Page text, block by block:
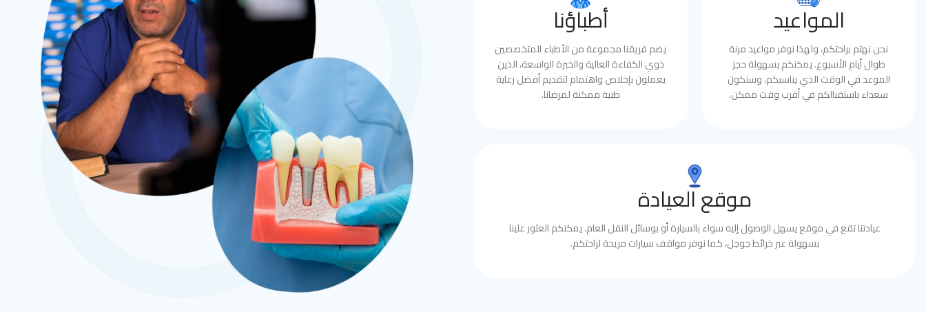
أطباؤنا
يضم فريقنا مجموعة من الأطباء المتخصصين
ذوي الكفاءة العالية والخبرة الواسعة، الذين
يعملون بإخلاص واهتمام لتقديم أفضل رعاية
طبية ممكنة لمرضانا.
المواعيد
نحن نهتم براحتكم، ولهذا نوفر مواعيد مرنة
طوال أيام الأسبوع. يمكنكم بسهولة حجز
الموعد في الوقت الذي يناسبكم، وسنكون
سعداء باستقبالكم في أقرب وقت ممكن.
موقع العيادة
عيادتنا تقع في موقع يسهل الوصول إليه سواء بالسيارة أو بوسائل النقل العام. يمكنكم العثور علينا
بسهولة عبر خرائط جوجل، كما نوفر مواقف سيارات مريحة لراحتكم.